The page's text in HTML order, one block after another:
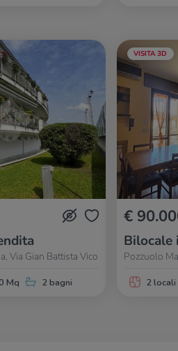
Via Gian Battista Vico
Mq 2 bagni
VISITA 3D
€
Bilocale
Pozzuolo
2 locali